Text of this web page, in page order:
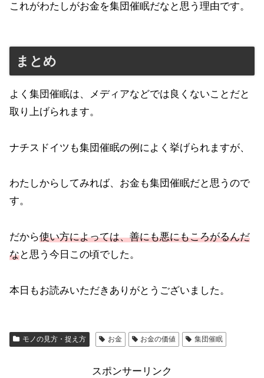
これがわたしがお金を集団催眠だなと思う理由です。
まとめ
よく集団催眠は、メディアなどでは良くないことだと
取り上げられます。
ナチスドイツも集団催眠の例によく挙げられますが、
わたしからしてみれば、お金も集団催眠だと思うので
す。
だから使い方によっては、善にも悪にもころがるんだ
なと思う今日この頃でした。
本日もお読みいただきありがとうございました。
モノの見方・捉え方 お金 お金の価値 集団催眠
スポンサーリンク